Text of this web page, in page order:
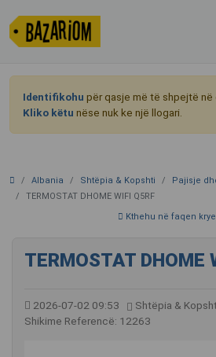
Identifikohu për qasje më të shpejtë në
Kliko këtu nëse nuk ke një llogari.
Albania Shtëpia & Kopshti
Pajisje
TERMOSTAT DHOME WIFI Q5RF
Kthehu në faqen
TERMOSTAT DHOME
2026-07-02 09:53 Shtëpia &
Shikime Referencë: 12263